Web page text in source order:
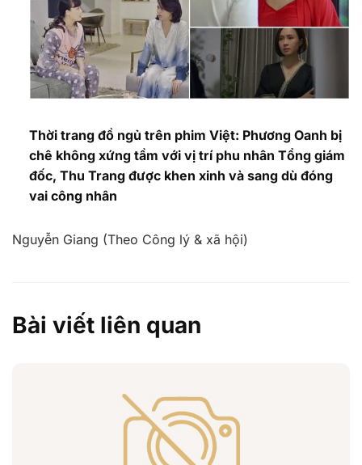
Thời trang đồ ngủ trên phim Việt: Phương Oanh bị
chê không xứng tầm với vị trí phu nhân Tổng giám
đốc, Thu Trang được khen xinh và sang dù đóng
vai công nhân
Nguyễn Giang (Theo Công lý & xã hội)
Bài viết liên quan